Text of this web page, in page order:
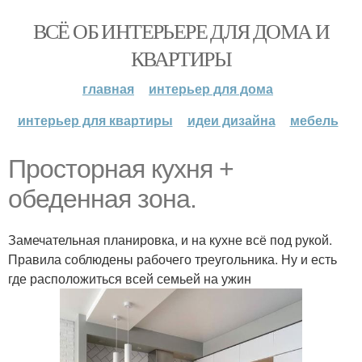
ВСЁ ОБ ИНТЕРЬЕРЕ ДЛЯ ДОМА И
КВАРТИРЫ
главная
интерьер для дома
интерьер для квартиры
идеи дизайна мебель
Просторная кухня +
обеденная зона.
Замечательная планировка, и на кухне всё под рукой.
Правила соблюдены рабочего треугольника. Ну и есть
где расположиться всей семьей на ужин